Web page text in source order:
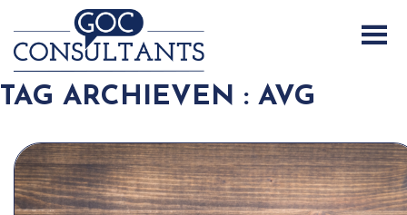
TAG ARCHIEVEN : AVG